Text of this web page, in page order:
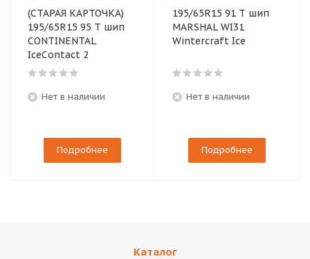
(СТАРАЯ КАРТОЧКА)
195/65R15 95 T шип
CONTINENTAL
IceContact 2
Нет в наличии
Подробнее
195/65R15 91 T шип
MARSHAL WI31
Wintercraft Ice
Нет в наличии
Подробнее
Каталог